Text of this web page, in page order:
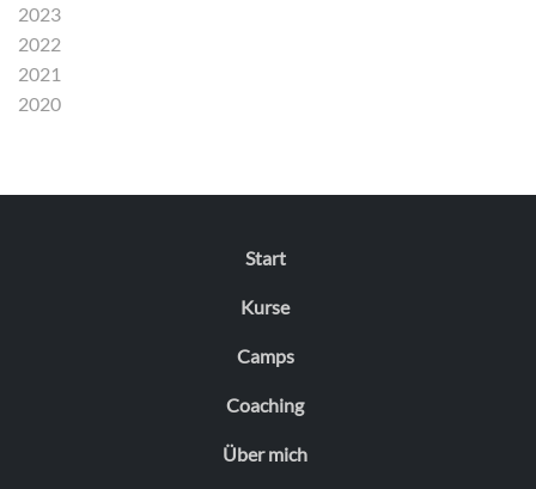
2023
2022
2021
2020
Start
Kurse
Camps
Coaching
Über mich